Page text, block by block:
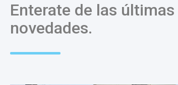
Enterate de las últimas
novedades.